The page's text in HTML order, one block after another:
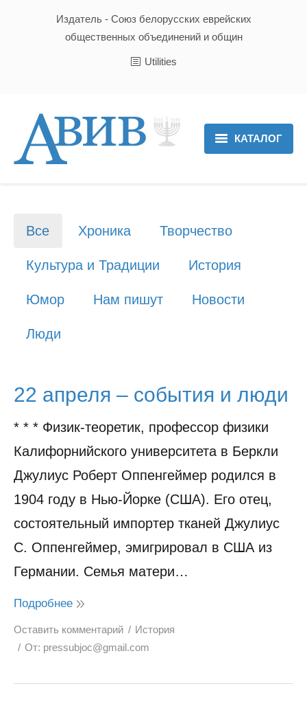
Издатель - Союз белорусских еврейских
общественных объединений и общин
Utilities
КАТАЛОГ
Культура и Традиции
Хроника
Люди
Все Хроника Творчество
Культура и Традиции История
Юмор Нам пишут Новости
Люди
22 апреля – события и люди
* * * Физик-теоретик, профессор физики
Калифорнийского университета в Беркли
Джулиус Роберт Оппенгеймер родился в
1904 году в Нью-Йорке (США). Его отец,
состоятельный импортер тканей Джулиус
С. Оппенгеймер, эмигрировал в США из
Германии. Семья матери…
Подробнее
Оставить комментарий
История
От: pressubjoc@gmail.com